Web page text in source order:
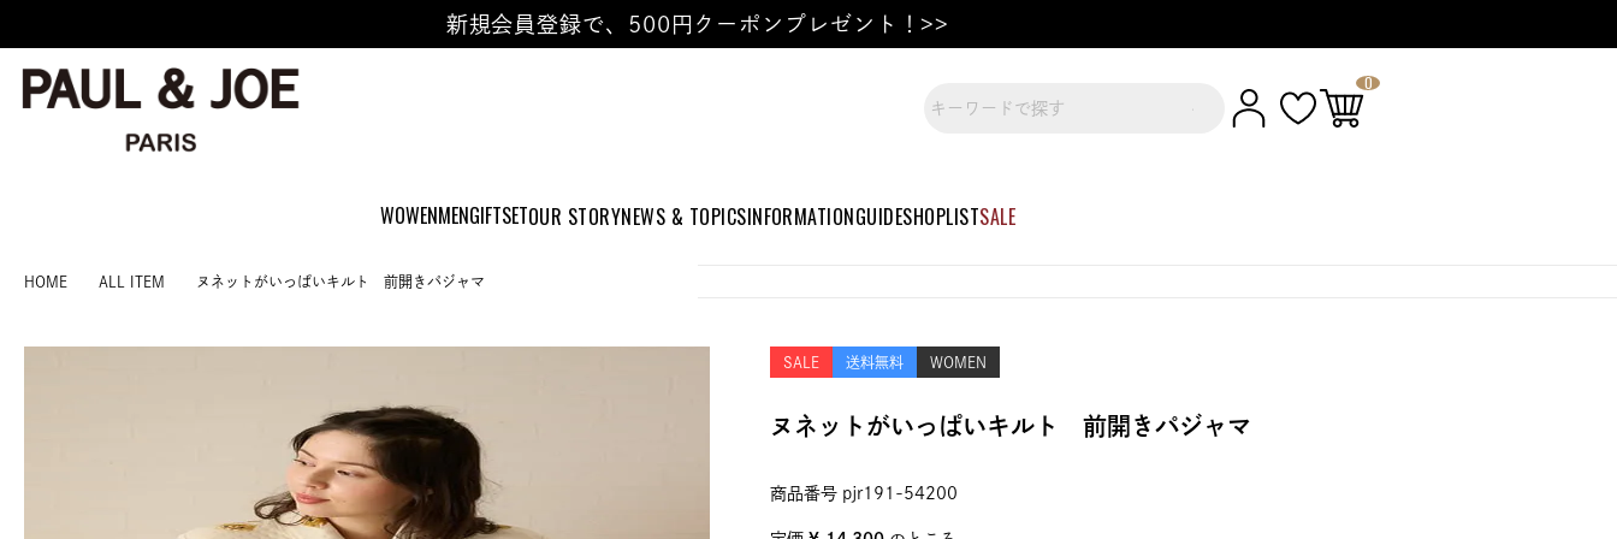
0
WOWENMENGIFTSETOUR STORYNEWS & TOPICSINFORMATIONGUIDESHOPLISTSALE
新規会員登録で、500円クーポンプレゼント！>>
HOME ALL ITEM ヌネットがいっぱいキルト 前開きパジャマ
SALE 送料無料 WOMEN
ヌネットがいっぱいキルト 前開きパジャマ
商品番号 pjr191-54200